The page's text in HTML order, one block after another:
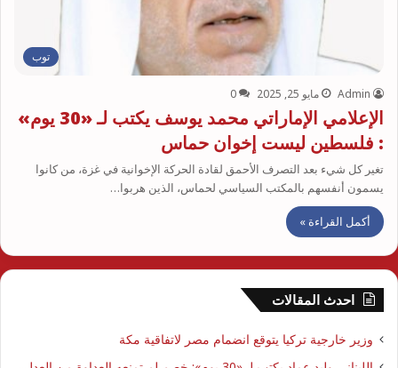
توب
Admin مايو 25, 2025 0
الإعلامي الإماراتي محمد يوسف يكتب لـ «30 يوم»
: فلسطين ليست إخوان حماس
تغير كل شيء بعد التصرف الأحمق لقادة الحركة الإخوانية في غزة، من كانوا
يسمون أنفسهم بالمكتب السياسي لحماس، الذين هربوا…
أكمل القراءة »
احدث المقالات
وزير خارجية تركيا يتوقع انضمام مصر لاتفاقية مكة